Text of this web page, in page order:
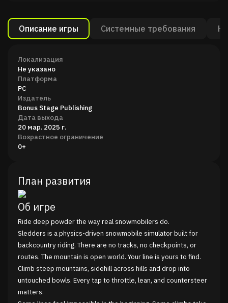
Описание игры Системные требования
Локализация
Не указано
Платформа
PC
Издатель
Bonus Stage Publishing
Дата выхода
20 мар. 2025 г.
Возрастное ограничение
0+
План развития
Об игре
Ride deep powder the way real snowmobilers do.
Sledders is a physics-driven snowmobile simulator built for
backcountry riding. There are no tracks, no checkpoints, or
routes. The mountain is open world. Your line is yours to find.
Climb steep mountains, sidehill across hills and drop into
untouched bowls. Every tap to throttle, lean, and countersteer
matters.